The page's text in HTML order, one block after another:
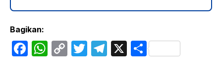
Bagikan:
F
W C
T
T
X S